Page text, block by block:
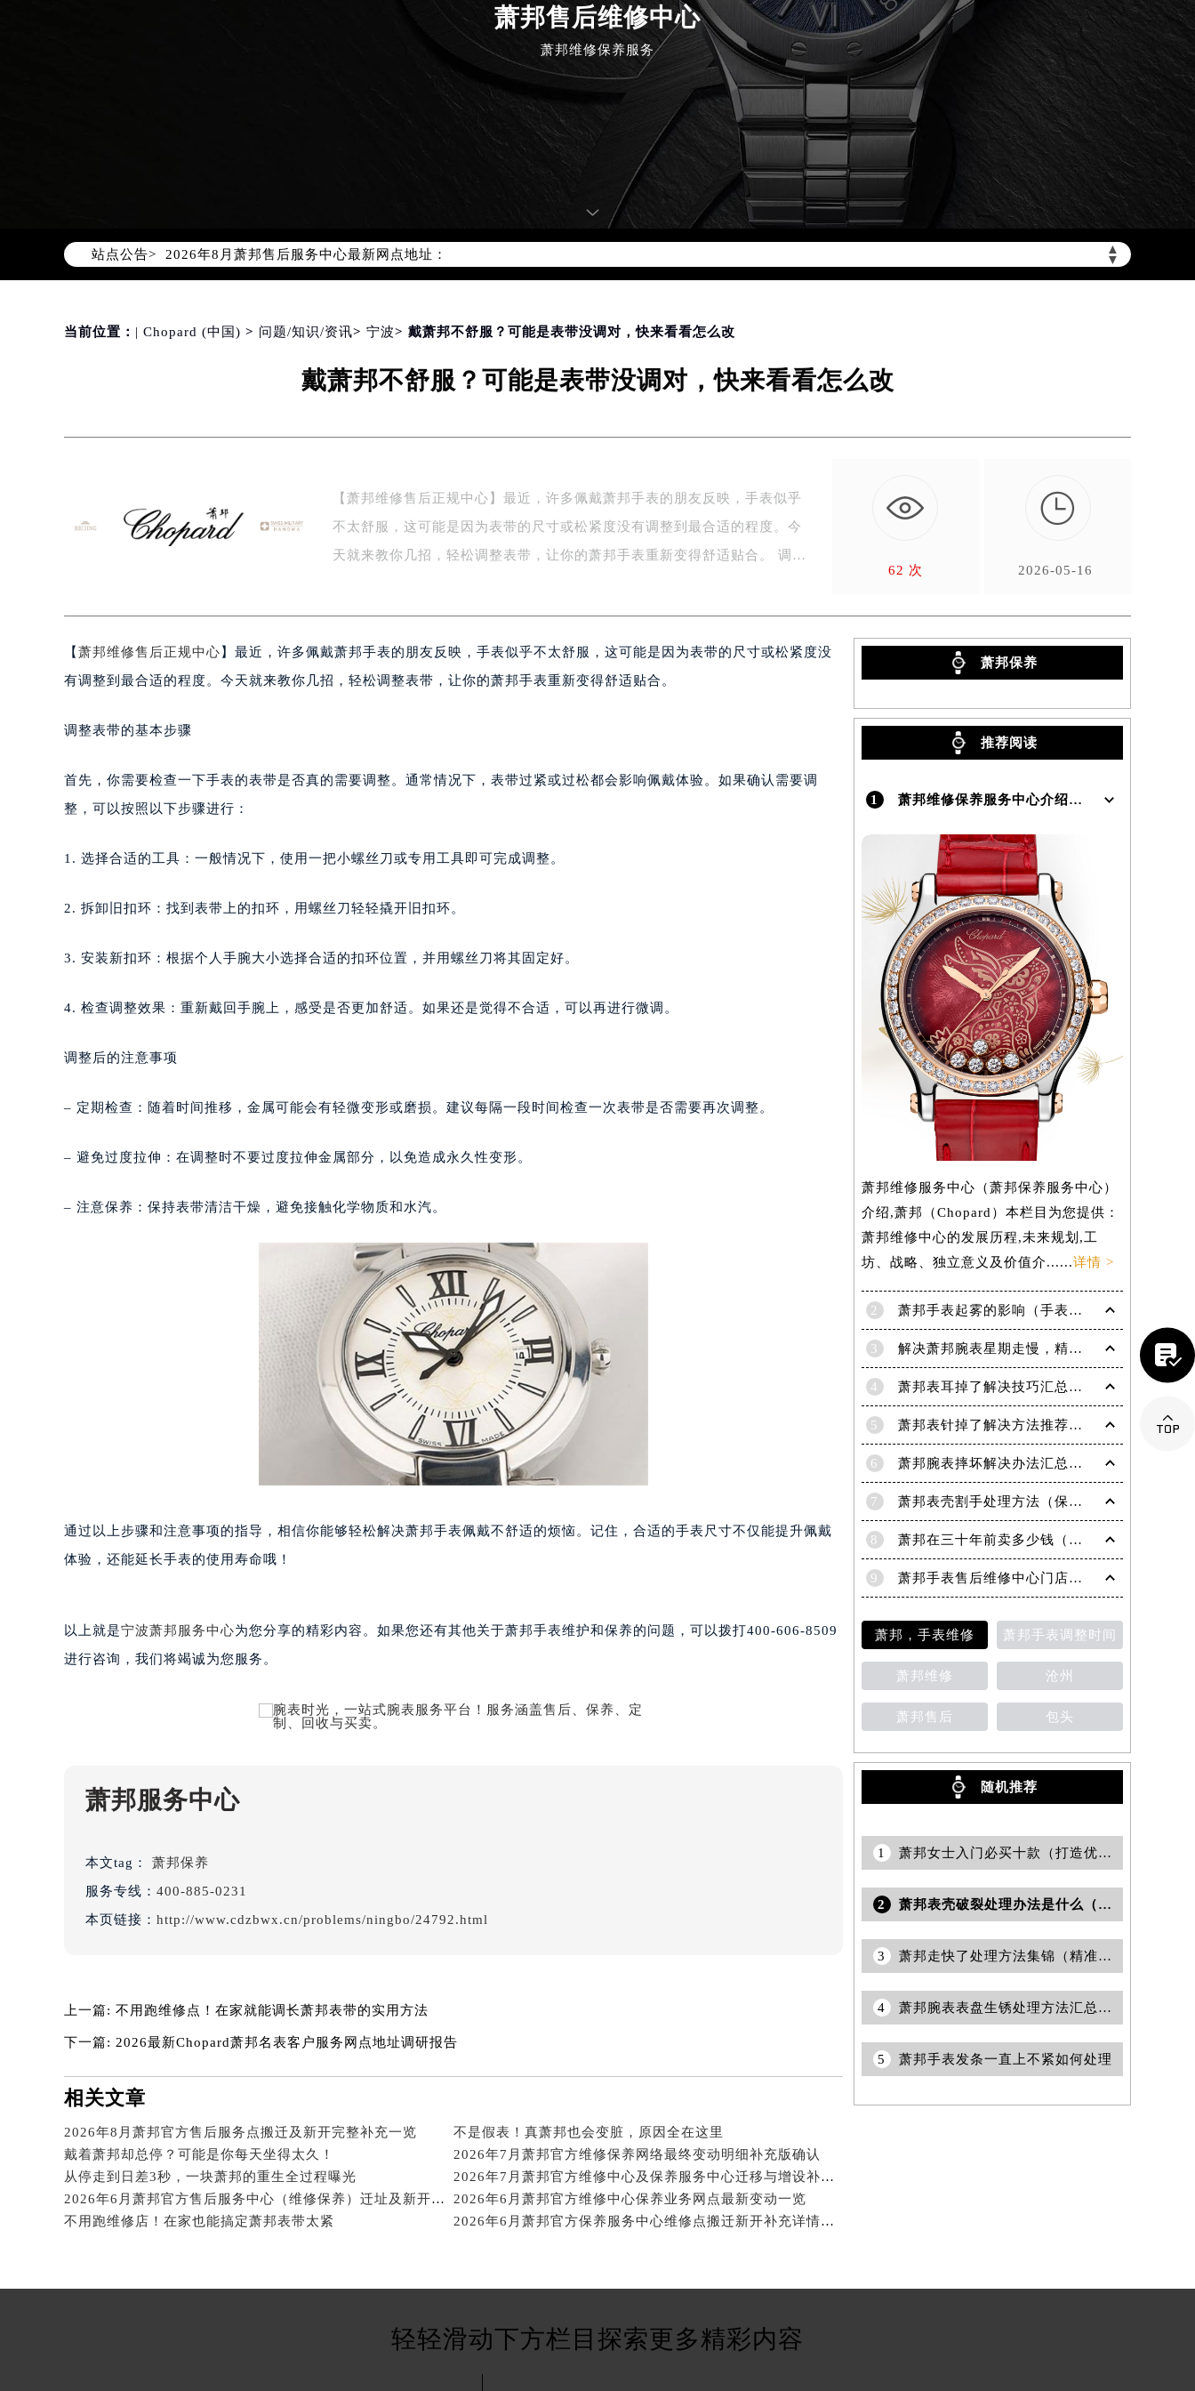
萧邦售后维修中心
萧邦维修保养服务
站点公告> ▲
▼
2026年8月萧邦中国区售后服务网络优化升级公告
萧邦官方全国统一服务热线400-885-0231，服务覆盖中国大陆、香港、澳门、台湾全部区域（非大陆需加拨“+86”）
2026年8月萧邦售后服务中心最新网点地址：
北京市朝阳区建国门外大街甲6号华熙国际中心写字楼D座11层1102室（北京总部）（需提前预约）
天津市和平区赤峰道136号天津国际金融中心写字楼26层2603室（需提前预约）
上海市黄浦区南京东路299号宏伊国际广场写字楼8层806室（需提前预约）
盐城市盐都区世纪大道5号盐城金融城写字楼1号楼16层1604室（需提前预约）
泰州市海陵区永定东路399号置地商务中心东塔写字楼（华润万象城）17层1706室（需提前预约）
宁波市江北区大闸南路500号来福士广场办公楼20层2009室（需提前预约）
嘉兴市南湖区广益路705号嘉兴世界贸易中心写字楼A座13层1304室（需提前预约）
南昌市红谷滩新区红谷中大道998号绿地双子塔（中央广场）A1座办公楼14层07室（需提前预约）
广州市天河区天河路230号万菱汇国际中心写字楼A塔7层704室（需提前预约）
深圳市罗湖区深南东路5001号华润大厦写字楼17层1701室（需提前预约）
惠州市惠城区江北文昌一路7号华贸大厦写字楼1座30层05室（需提前预约）
福州市鼓楼区五四路128-1号恒力城写字楼15层03室（需提前预约）
重庆市江北区观音桥步行街2号融恒时代广场写字楼9层902室（需提前预约）
郑州市二七区铭功路10号华润大厦写字楼29层2905室（需提前预约）
沈阳市沈河区中街路137号亨得利名表服务中心（品牌授权店）1层整层（需提前预约）
乌鲁木齐市天山区红山路26号时代广场（CCMALL）C座17层17-B（需提前预约）
哈尔滨市道里区友谊西路600号富力中心T2座写字楼29层03室（需提前预约）
佛山市禅城区季华五路57号万科金融中心C座12层1205室（需提前预约）
无锡市梁溪区人民中路139号恒隆广场写字楼1座11层1104室（需提前预约）
苏州市苏州工业园区星港街199号苏州中心办公楼C座22层08室（需提前预约）
武汉市江汉区解放大道686号世界贸易大厦38层09室（需提前预约）
南宁市青秀区金湖路59号地王大厦12楼1224室（需提前预约）
合肥市蜀山区潜山路111号万象城华润大厦B座12楼03室（需提前预约）
泉州市丰泽区宝洲路729号浦西万达中心写字楼A座7楼709室（需提前预约）
青岛市南区山东路6号华润大厦B座22层04室（需提前预约）
烟台市芝罘区胜利路139号万达金融中心A座907室（需提前预约）
长春市朝阳区西安大路727号中银大厦A座(旺进大厦)18层09室（需提前预约）
贵阳市南明区都司高架桥路33号亨特国际金融中心14楼14D（需提前预约）
昆明市盘龙区北京路928号同德昆明广场写字楼10层06室（需提前预约）
西安市碑林区南关正街88号华侨城长安国际中心E座6楼10室（需提前预约）
海口市龙华区金贸东路5号海口华润大厦B座17层1707室（需提前预约）
内蒙古自治区呼和浩特市玉泉区大学西街70号华润万象城写字楼（鄂尔多斯大厦）23层2326室（需提前预约）
甘肃省兰州市七里河区西津西路16号兰州中心写字楼21层2102室（需提前预约）
黑龙江省鹤岗市向阳区红军路萧邦售后服务中心（需提前预约）
黑龙江省佳木斯市向阳区长安路萧邦售后服务中心（需提前预约）
黑龙江省齐齐哈尔市龙沙区龙华路萧邦售后服务中心（需提前预约）
黑龙江省双鸭山市尖山区新兴大街萧邦售后服务中心（需提前预约）
黑龙江省绥化市北林区新华街与康庄路交叉口萧邦售后服务中心（需提前预约）
吉林省吉林市船营区河南街萧邦售后服务中心（需提前预约）
吉林省辽源市龙山区人民大街萧邦售后服务中心（需提前预约）
吉林省松原市宁江区五环大街萧邦售后服务中心（需提前预约）
吉林省通化市东昌区环通乡江南大街萧邦售后服务中心（需提前预约）
吉林省延边市延吉市解放路萧邦售后服务中心（需提前预约）
辽宁省鞍山市铁东区站前街萧邦售后服务中心（需提前预约）
辽宁省本溪市平山区胜利路萧邦售后服务中心（需提前预约）
辽宁省葫芦岛市连山区中央路萧邦售后服务中心（需提前预约）
辽宁省锦州市古塔区中央大街萧邦售后服务中心（需提前预约）
当前位置： | Chopard (中国) > 问题/知识/资讯> 宁波> 戴萧邦不舒服？可能是表带没调对，快来看看怎么改
戴萧邦不舒服？可能是表带没调对，快来看看怎么改
【萧邦维修售后正规中心】最近，许多佩戴萧邦手表的朋友反映，手表似乎
不太舒服，这可能是因为表带的尺寸或松紧度没有调整到最合适的程度。今
天就来教你几招，轻松调整表带，让你的萧邦手表重新变得舒适贴合。 调…
62 次

2026-05-16
【萧邦维修售后正规中心】最近，许多佩戴萧邦手表的朋友反映，手表似乎不太舒服，这可能是因为表带的尺寸或松紧度没
有调整到最合适的程度。今天就来教你几招，轻松调整表带，让你的萧邦手表重新变得舒适贴合。
调整表带的基本步骤
首先，你需要检查一下手表的表带是否真的需要调整。通常情况下，表带过紧或过松都会影响佩戴体验。如果确认需要调
整，可以按照以下步骤进行：
1. 选择合适的工具：一般情况下，使用一把小螺丝刀或专用工具即可完成调整。
2. 拆卸旧扣环：找到表带上的扣环，用螺丝刀轻轻撬开旧扣环。
3. 安装新扣环：根据个人手腕大小选择合适的扣环位置，并用螺丝刀将其固定好。
4. 检查调整效果：重新戴回手腕上，感受是否更加舒适。如果还是觉得不合适，可以再进行微调。
调整后的注意事项
– 定期检查：随着时间推移，金属可能会有轻微变形或磨损。建议每隔一段时间检查一次表带是否需要再次调整。
– 避免过度拉伸：在调整时不要过度拉伸金属部分，以免造成永久性变形。
– 注意保养：保持表带清洁干燥，避免接触化学物质和水汽。
通过以上步骤和注意事项的指导，相信你能够轻松解决萧邦手表佩戴不舒适的烦恼。记住，合适的手表尺寸不仅能提升佩戴
体验，还能延长手表的使用寿命哦！
以上就是宁波萧邦服务中心为您分享的精彩内容。如果您还有其他关于萧邦手表维护和保养的问题，可以拨打400-606-8509
进行咨询，我们将竭诚为您服务。
萧邦服务中心
本文tag： 萧邦保养
服务专线： 400-885-0231
本页链接： http://www.cdzbwx.cn/problems/ningbo/24792.html
上一篇: 不用跑维修点！在家就能调长萧邦表带的实用方法
下一篇: 2026最新Chopard萧邦名表客户服务网点地址调研报告
相关文章
2026年8月萧邦官方售后服务点搬迁及新开完整补充一览
不是假表！真萧邦也会变脏，原因全在这里
戴着萧邦却总停？可能是你每天坐得太久！
2026年7月萧邦官方维修保养网络最终变动明细补充版确认
从停走到日差3秒，一块萧邦的重生全过程曝光
2026年7月萧邦官方维修中心及保养服务中心迁移与增设补充全览发布内容
2026年6月萧邦官方售后服务中心（维修保养）迁址及新开补充通告原文定稿
2026年6月萧邦官方维修中心保养业务网点最新变动一览
不用跑维修店！在家也能搞定萧邦表带太紧
2026年6月萧邦官方保养服务中心维修点搬迁新开补充详情文件
萧邦保养
推荐阅读
1 萧邦维修保养服务中心介绍 | Chopard
萧邦维修服务中心（萧邦保养服务中心）
介绍,萧邦（Chopard）本栏目为您提供：
萧邦维修中心的发展历程,未来规划,工
坊、战略、独立意义及价值介......详情 >
2 萧邦手表起雾的影响（手表起雾维护建议）
3 解决萧邦腕表星期走慢，精准调校秘籍在这里
4 萧邦表耳掉了解决技巧汇总（轻松修复爱表的小妙招）
5 萧邦表针掉了解决方法推荐（轻松修复你的爱表）
6 萧邦腕表摔坏解决办法汇总（专业修复与日常保养技巧）
7 萧邦表壳割手处理方法（保养与修复技巧指南）
8 萧邦在三十年前卖多少钱（名表价格变迁的历史洞察）
9 萧邦手表售后维修中心门店地址
萧邦，手表维修 萧邦手表调整时间
萧邦维修 沧州
萧邦售后 包头
随机推荐
1 萧邦女士入门必买十款（打造优雅品味的时尚指南）
2 萧邦表壳破裂处理办法是什么（紧急修复技巧与预防措施）
3 萧邦走快了处理方法集锦（精准调整手表的技巧与步骤）
4 萧邦腕表表盘生锈处理方法汇总（保养技巧与日常维护指南）
5 萧邦手表发条一直上不紧如何处理
轻轻滑动下方栏目探索更多精彩内容

